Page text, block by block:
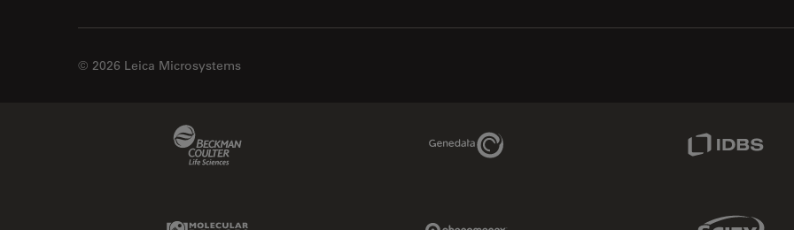
© 2026 Leica Microsystems
Genedata Link IDBS Link
Molecular Devices Link Sciex Link